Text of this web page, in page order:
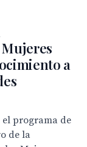
a
programa de
de la